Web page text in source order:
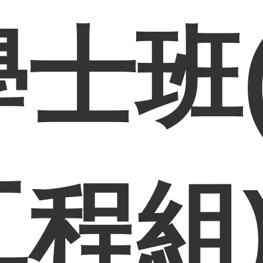
士
程